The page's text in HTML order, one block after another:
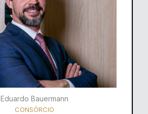
Eduardo Bauermann
CONSÓRCIO